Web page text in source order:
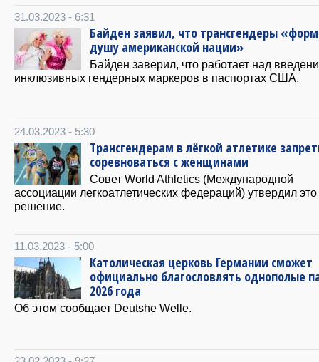
31.03.2023 - 6:31
Байден заявил, что трансгендеры
душу американской нации»
Байден заверил, что работает над
инклюзивных гендерных маркеров в паспортах США.
24.03.2023 - 5:30
Трансгендерам в лёгкой атлетике
соревноваться с женщинами
Совет World Athletics (Международной
ассоциации легкоатлетических федераций) утвердил это
решение.
11.03.2023 - 5:00
Католическая церковь Германии сможет
официально благословлять однополые
2026 года
Об этом сообщает Deutshe Welle.